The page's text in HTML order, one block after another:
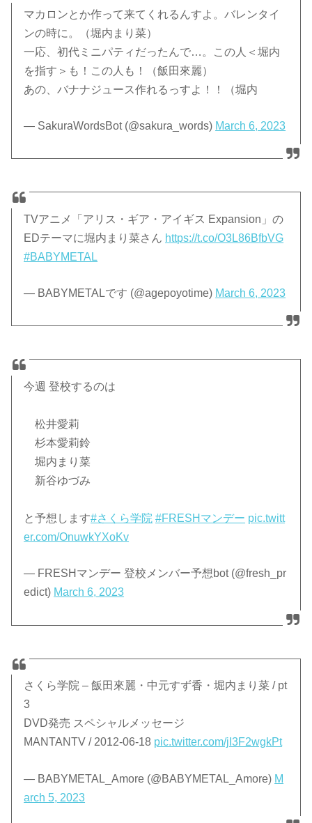
マカロンとか作って来てくれるんすよ。バレンタイ
ンの時に。（堀内まり菜）
一応、初代ミニパティだったんで…。この人＜堀内
を指す＞も！この人も！（飯田來麗）
あの、バナナジュース作れるっすよ！！（堀内
— SakuraWordsBot (@sakura_words) March 6, 2023
TVアニメ「アリス・ギア・アイギス Expansion」の
EDテーマに堀内まり菜さん https://t.co/O3L86BfbVG
#BABYMETAL
— BABYMETALです (@agepoyotime) March 6, 2023
今週 登校するのは
松井愛莉
杉本愛莉鈴
堀内まり菜
新谷ゆづみ
と予想します#さくら学院 #FRESHマンデー pic.twitt
er.com/OnuwkYXoKv
— FRESHマンデー 登校メンバー予想bot (@fresh_pr
edict) March 6, 2023
さくら学院 – 飯田來麗・中元すず香・堀内まり菜 / pt
3
DVD発売 スペシャルメッセージ
MANTANTV / 2012-06-18 pic.twitter.com/jI3F2wgkPt
— BABYMETAL_Amore (@BABYMETAL_Amore) M
arch 5, 2023